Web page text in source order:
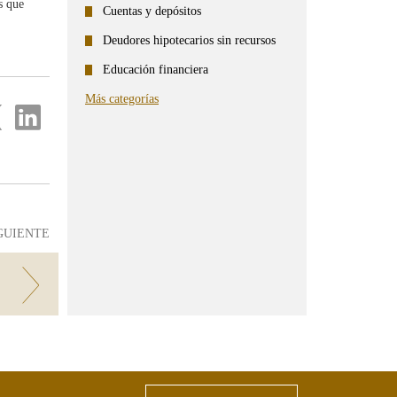
que
Compartir
en
Cuentas y depósitos
Deudores hipotecarios sin recursos
Educación financiera
Más categorías